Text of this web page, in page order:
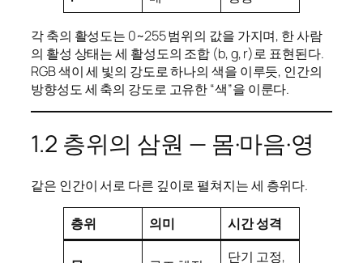
각 축의 활성도는 0~255 범위의 값을 가지며, 한 사람
의 활성 상태는 세 활성도의 조합 (b, g, r)로 표현된다.
RGB 색이 세 빛의 강도로 하나의 색을 이루듯, 인간의
방향성도 세 축의 강도로 고유한 “색”을 이룬다.
1.2 층위의 삼원 — 몸·마음·영
같은 인간이 서로 다른 깊이로 펼쳐지는 세 층위다.
층위 의미 시간 성격
단기 고정,